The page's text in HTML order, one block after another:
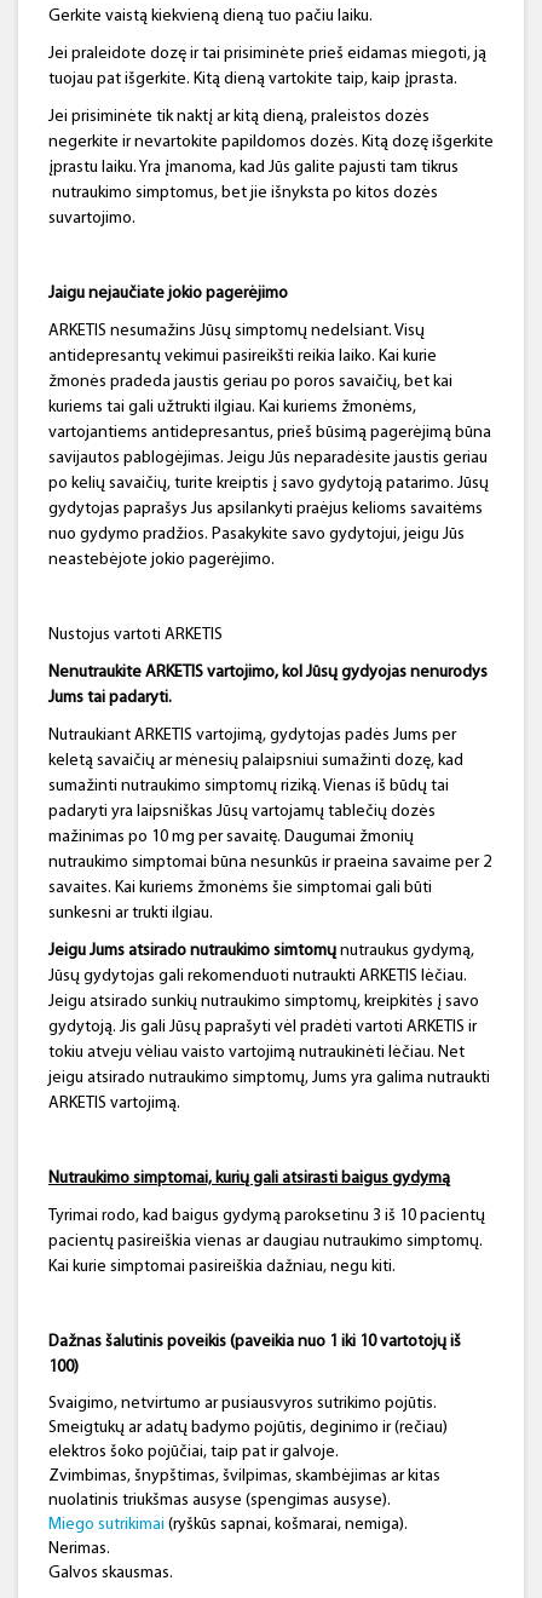
Gerkite vaistą kiekvieną dieną tuo pačiu laiku.
Jei praleidote dozę ir tai prisiminėte prieš eidamas miegoti, ją
tuojau pat išgerkite. Kitą dieną vartokite taip, kaip įprasta.
Jei prisiminėte tik naktį ar kitą dieną, praleistos dozės
negerkite ir nevartokite papildomos dozės. Kitą dozę išgerkite
įprastu laiku. Yra įmanoma, kad Jūs galite pajusti tam tikrus
nutraukimo simptomus, bet jie išnyksta po kitos dozės
suvartojimo.
Jaigu nejaučiate jokio pagerėjimo
ARKETIS nesumažins Jūsų simptomų nedelsiant. Visų
antidepresantų vekimui pasireikšti reikia laiko. Kai kurie
žmonės pradeda jaustis geriau po poros savaičių, bet kai
kuriems tai gali užtrukti ilgiau. Kai kuriems žmonėms,
vartojantiems antidepresantus, prieš būsimą pagerėjimą būna
savijautos pablogėjimas. Jeigu Jūs neparadėsite jaustis geriau
po kelių savaičių, turite kreiptis į savo gydytoją patarimo. Jūsų
gydytojas paprašys Jus apsilankyti praėjus kelioms savaitėms
nuo gydymo pradžios. Pasakykite savo gydytojui, jeigu Jūs
neastebėjote jokio pagerėjimo.
Nustojus vartoti ARKETIS
Nenutraukite ARKETIS vartojimo, kol Jūsų gydyojas nenurodys
Jums tai padaryti.
Nutraukiant ARKETIS vartojimą, gydytojas padės Jums per
keletą savaičių ar mėnesių palaipsniui sumažinti dozę, kad
sumažinti nutraukimo simptomų riziką. Vienas iš būdų tai
padaryti yra laipsniškas Jūsų vartojamų tablečių dozės
mažinimas po 10 mg per savaitę. Daugumai žmonių
nutraukimo simptomai būna nesunkūs ir praeina savaime per 2
savaites. Kai kuriems žmonėms šie simptomai gali būti
sunkesni ar trukti ilgiau.
Jeigu Jums atsirado nutraukimo simtomų nutraukus gydymą,
Jūsų gydytojas gali rekomenduoti nutraukti ARKETIS lėčiau.
Jeigu atsirado sunkių nutraukimo simptomų, kreipkitės į savo
gydytoją. Jis gali Jūsų paprašyti vėl pradėti vartoti ARKETIS ir
tokiu atveju vėliau vaisto vartojimą nutraukinėti lėčiau. Net
jeigu atsirado nutraukimo simptomų, Jums yra galima nutraukti
ARKETIS vartojimą.
Nutraukimo simptomai, kurių gali atsirasti baigus gydymą
Tyrimai rodo, kad baigus gydymą paroksetinu 3 iš 10 pacientų
pacientų pasireiškia vienas ar daugiau nutraukimo simptomų.
Kai kurie simptomai pasireiškia dažniau, negu kiti.
Dažnas šalutinis poveikis (paveikia nuo 1 iki 10 vartotojų iš
100)
Svaigimo, netvirtumo ar pusiausvyros sutrikimo pojūtis.
Smeigtukų ar adatų badymo pojūtis, deginimo ir (rečiau)
elektros šoko pojūčiai, taip pat ir galvoje.
Zvimbimas, šnypštimas, švilpimas, skambėjimas ar kitas
nuolatinis triukšmas ausyse (spengimas ausyse).
Miego sutrikimai (ryškūs sapnai, košmarai, nemiga).
Nerimas.
Galvos skausmas.